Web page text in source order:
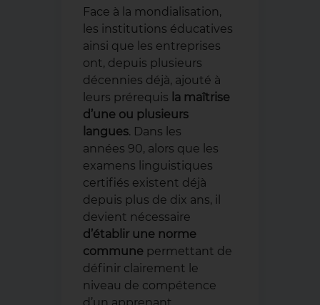
Face à la mondialisation,
les institutions éducatives
ainsi que les entreprises
ont, depuis plusieurs
décennies déjà, ajouté à
leurs prérequis la maîtrise
d’une ou plusieurs
langues. Dans les
années 90, alors que les
examens linguistiques
certifiés existent déjà
depuis plus de dix ans, il
devient nécessaire
d’établir une norme
commune permettant de
définir clairement le
niveau de compétence